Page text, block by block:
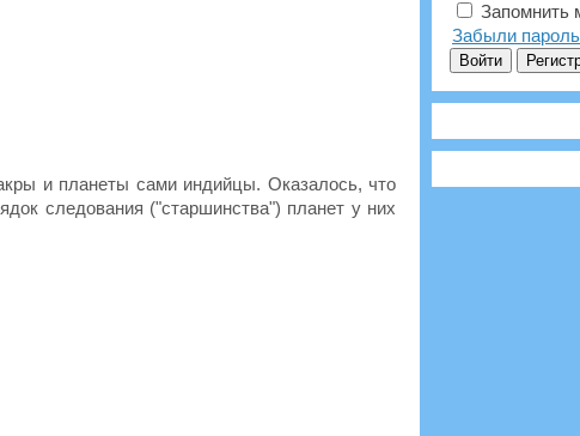
и планеты сами индийцы. Оказалось, что
следования ("старшинства") планет у них
Запомнить
Забыли